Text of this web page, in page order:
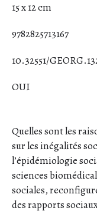
15 x 12 cm
9782825713167
10.32551/
OUI
Quelles sont les
sur les inégalités
l’épidémiologie
sciences
sociales,
des rapports